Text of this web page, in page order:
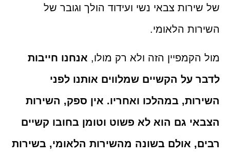
של שירות צבאי נשי ועידוד הולך וגובר של
השירות הלאומי.
מול הקמפיין הזה ולא רק מולו, אנחנו חייבות
לדבר על הקשיים שמלווים אותנו לפני
השירות, במהלכו ואחריו. אין ספק, השירות
הצבאי גם הוא לא פשוט וטומן בחובו קשיים
רבים, אולם בשונה מהשירות הלאומי, בשירות